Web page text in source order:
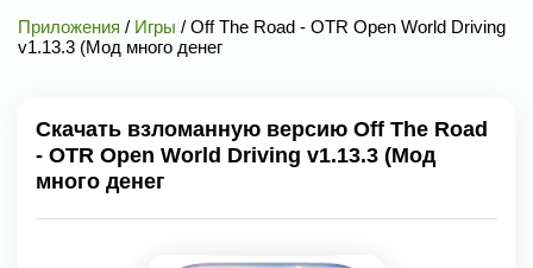
Приложения / Игры / Off The Road - OTR Open World Driving
v1.13.3 (Мод много денег
Скачать взломанную версию Off The Road
- OTR Open World Driving v1.13.3 (Мод
много денег